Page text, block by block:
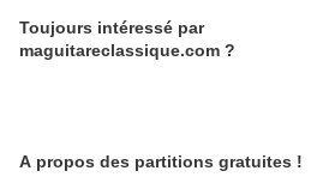
Toujours intéressé par
maguitareclassique.com ?
A propos des partitions gratuites !